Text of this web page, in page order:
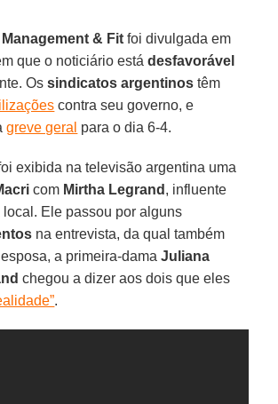
Management & Fit foi divulgada em
que o noticiário estádesfavorável
Os sindicatos argentinos têm
contra seu governo, e
greve geral para o dia 6-4.
exibida na televisão argentina uma
com Mirtha Legrand , influente
Ele passou por alguns
na entrevista, da qual também
a primeira-dama Juliana
chegou a dizer aos dois que eles
.